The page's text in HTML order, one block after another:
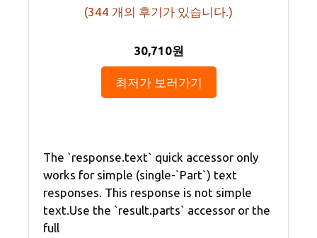
(344 개의 후기가 있습니다.)
30,710원
최저가 보러가기
The `response.text` quick accessor only
works for simple (single-`Part`) text
responses. This response is not simple
text.Use the `result.parts` accessor or the
full